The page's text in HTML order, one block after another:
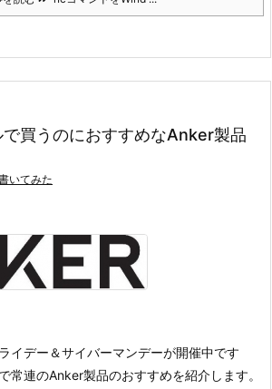
買うのにおすすめなAnker製品
いてみた
イデー＆サイバーマンデーが開催中です
常連のAnker製品のおすすめを紹介します。